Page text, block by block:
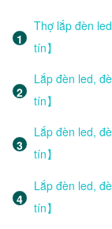
Thợ lắp đèn
tín】
Lắp đèn led,
tín】
Lắp đèn led,
tín】
Lắp đèn led,
tín】